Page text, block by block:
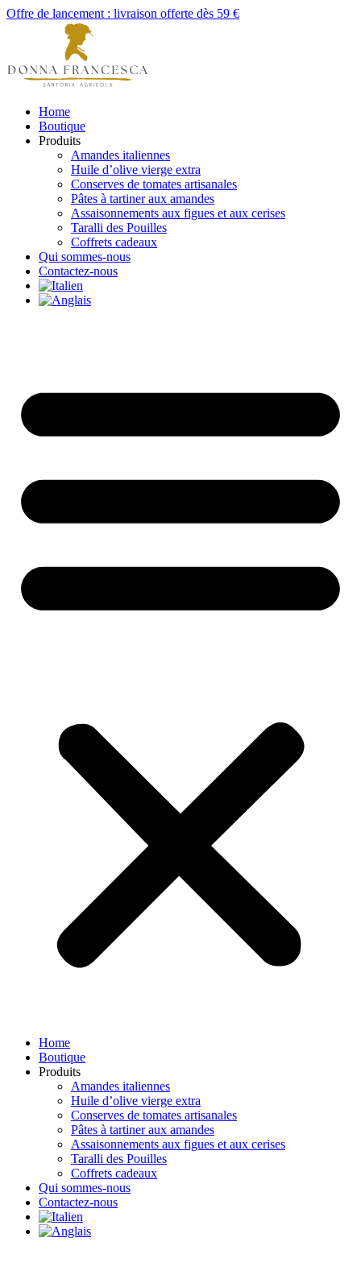
Offre de lancement : livraison offerte dès 59 €
Home
Boutique
Produits
Amandes italiennes
Huile d’olive vierge extra
Conserves de tomates artisanales
Pâtes à tartiner aux amandes
Assaisonnements aux figues et aux cerises
Taralli des Pouilles
Coffrets cadeaux
Qui sommes-nous
Contactez-nous
Home
Boutique
Produits
Amandes italiennes
Huile d’olive vierge extra
Conserves de tomates artisanales
Pâtes à tartiner aux amandes
Assaisonnements aux figues et aux cerises
Taralli des Pouilles
Coffrets cadeaux
Qui sommes-nous
Contactez-nous